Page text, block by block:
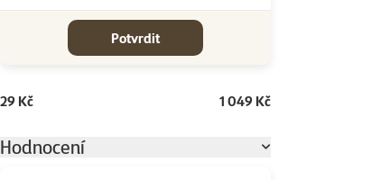
Potvrdit
29 Kč 1 049 Kč
Hodnocení